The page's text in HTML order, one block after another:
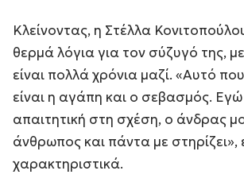
Κλείνοντας, η Στέλλα
θερμά λόγια για τον σύζυγό της,
είναι πολλά χρόνια μαζί. «Αυτό
είναι η αγάπη και ο σεβασμός. Εγώ
απαιτητική στη σχέση, ο άνδρας
άνθρωπος και πάντα με στηρίζει»,
χαρακτηριστικά.